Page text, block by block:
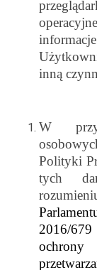
inną
W
Polityki
tych
2016/